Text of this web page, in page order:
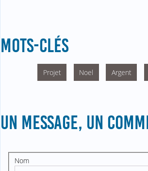
MOTS-CLÉS
Projet Noel Argent
UN MESSAGE, UN
Nom